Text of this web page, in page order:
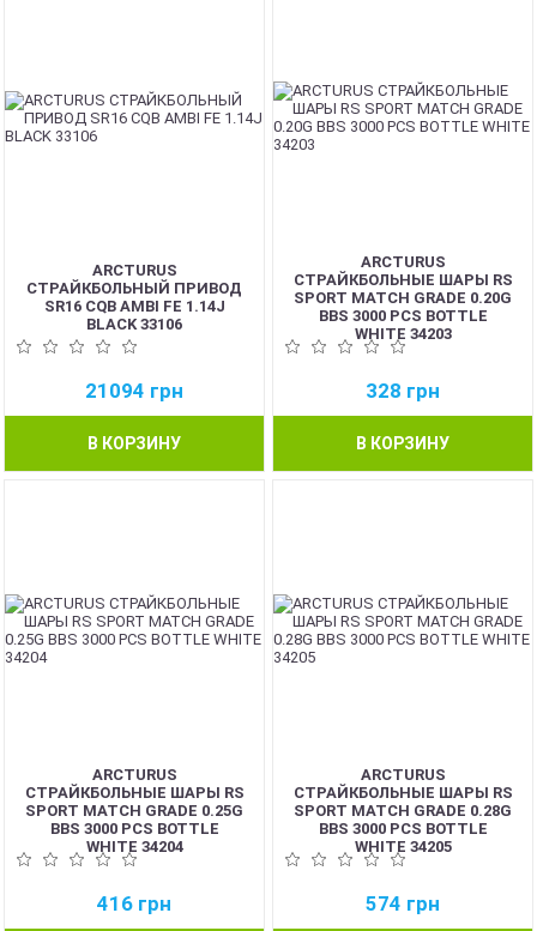
ARCTURUS
СТРАЙКБОЛЬНЫЙ ПРИВОД
SR16 CQB AMBI FE 1.14J
BLACK 33106
21094 грн
В КОРЗИНУ
ARCTURUS
СТРАЙКБОЛЬНЫЕ ШАРЫ RS
SPORT MATCH GRADE 0.20G
BBS 3000 PCS BOTTLE
WHITE 34203
328 грн
В КОРЗИНУ
ARCTURUS
СТРАЙКБОЛЬНЫЕ ШАРЫ RS
SPORT MATCH GRADE 0.25G
BBS 3000 PCS BOTTLE
WHITE 34204
416 грн
ARCTURUS
СТРАЙКБОЛЬНЫЕ ШАРЫ RS
SPORT MATCH GRADE 0.28G
BBS 3000 PCS BOTTLE
WHITE 34205
574 грн